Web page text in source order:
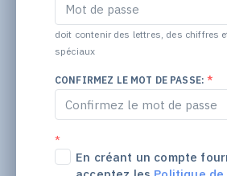
doit contenir des lettres, des chiffres
spéciaux
CONFIRMEZ LE MOT DE PASSE:*
*
En créant un compte